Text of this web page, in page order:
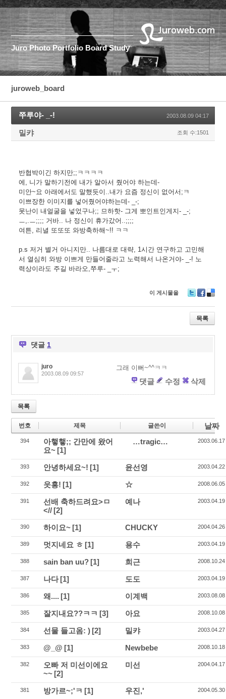
Juro Photo Portfolio Board Study
juroweb_board
쭈루야- _-! 2003.08.09 04:17
밀캬 조회 수:1501
반협박이긴 하지만;;ㅋㅋㅋㅋ
에, 니가 말하기전에 내가 알아서 줬어야 하는데-
미안~요 아래에서도 말했듯이..내가 요즘 정신이 없어서;ㅋ
이쁘장한 이미지를 넣어줬어야하는데- _-;
못난이 내얼굴을 넣었구나;; 므하핫- 그게 뽀인트인게지- _-;
ㅡ,.ㅡ;;;; 거바.. 나 정신이 휴가갔어..;;;;
여튼, 리녈 또또또 와방축하해~!! ㅋㅋ
p.s 저거 별거 아니지만.. 나름대로 대략, 1시간 연구하고 고민해
서 열심히 와방 이쁘게 만들어줄라고 노력해서 나온거야- _-! 노
력상이라도 주길 바라오,쭈루- _ㅜ;
이 게시물을
wi
er
ac
e
b
eli
ci
o
목록
댓글 1
juro
2003.08.09 09:57
그래 이뻐~^^ㅋㅋ
댓글 수정 삭제
목록
번호 제목 글쓴이 날짜
394
아햏햏;; 간만에 왔어
요~ [1]
…tragic… 2003.06.17
393 안녕하세요~! [1] 윤선영 2003.04.22
392 읏흥! [1] ☆ 2008.06.05
391
선배 축하드려요>ㅁ
<// [2]
예나 2003.04.19
390 하이요~ [1] CHUCKY 2004.04.26
389 멋지네요 ㅎ [1] 용수 2003.04.19
388 sain ban uu? [1] 희근 2008.10.24
387 나다[1] 도도 2003.04.19
386 왜.... [1] 이계백 2003.08.08
385 잘지내요??ㅋㅋ [3] 아요 2008.10.08
384 선물 들고옴: ) [2] 밀캬 2003.04.27
383 @_@ [1] Newbebe 2008.10.18
382
오빠 저 미선이에요
~~ [2]
미선 2004.04.17
381 방가르~;'ㅋ [1] 우진,' 2004.05.30